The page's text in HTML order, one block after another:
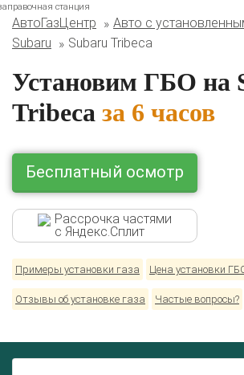
Комплекты ГБО на
Lexus
Mazda
АвтоГазЦентр
Авто с
Subaru
Subaru Tribeca
Установим ГБО на
Tribeca за 6 часов
Бесплатный осмотр
Рассрочка частями
с Яндекс.Сплит
Примеры установки газа Цена установки
Отзывы об установке газа Частые вопросы?